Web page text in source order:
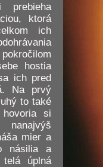
prebieha
ktorá
ich
hostia
ich pred
Na prvý
to také
si
mier a
násilia a
úplná